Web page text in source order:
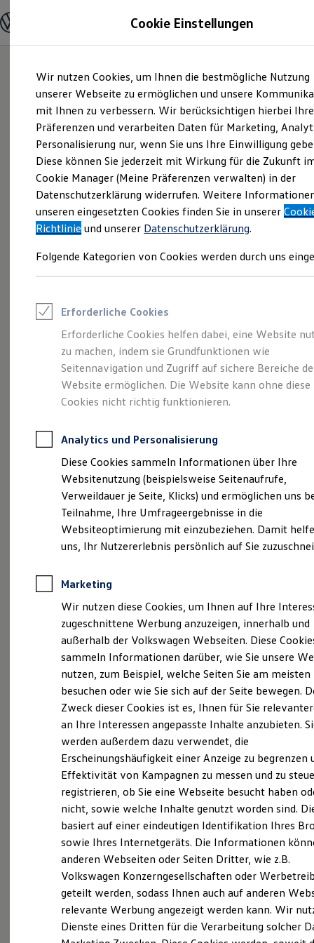
Hauptinhalt
springen
Footer
springen
Modelle und Konfigurator
Modelle vergleichen
Elektroautos
ENERGY Sondermodelle
Nutzfahrzeuge
SUV und CUV
Familienautos
Kombis
Kompaktwagen
Sportwagen
Schnell verfügbare Fahrzeuge
Angebote und Produkte
Aktuelle Angebote
E-Auto-Förderung
Volkswagen Marktplatz
Junge Gebrauchtwagen und Gebrauchtwagen
Saisonangebote
Leasing
Leasing-Angebote
Gebrauchtwagen Leasing
Junge Gebrauchtwagen-Leasing
Elektroauto Leasing
Kleinwagen-Leasing
Leasing ohne Anzahlung
Autokredit mit Schlussrate
Versicherungen und Garantien
Kfz-Versicherung
Restschuldversicherungen
Garantien
Wartungsverträge
Geschäftskunden
Professional Class bei Volkswagen
Großkunden
Behörden
Anpfiff zum Gewinn
Elektroautos
ID. Tutorials
Elektrofahrzeugkonzepte
Reichweite
Reichweite der ID. Modelle
Reichweite im Winter
Laden
Laden unterwegs
Laden Zuhause
Ladezeitensimulator
Batterie
Sicherheit
Garantie und Lebensdauer
Nachhaltigkeit
Technologie
Kosten und Kauf
Verbrauchskosten
Kaufoptionen
E-Auto-Förderung
Software und Konnektivität
Die ID. Software 6
ID. Software Versionen und Updates
Digitale Extras
Schnittstellen zu Ihrem ID.
So geht neu.
Entdecken Sie jetzt
den neuen ID.3 Neo!
(Impressum & Rechtliches)
Probefahrt vereinbaren
Fahrzeugangebot anfordern
Servicetermin buchen
Cookie Einstellungen
Wir nutzen Cookies, um Ihnen die bestmögliche Nutzung
unserer Webseite zu ermöglichen und unsere
mit Ihnen zu verbessern. Wir berücksichtigen hierbei Ihre
Präferenzen und verarbeiten Daten für Marketing,
Personalisierung nur, wenn Sie uns Ihre Einwilligung
Diese können Sie jederzeit mit Wirkung für die Zukunft
Cookie Manager (Meine Präferenzen verwalten) in der
Datenschutzerklärung widerrufen. Weitere
unseren eingesetzten Cookies finden Sie in unserer
Richtlinie und unserer Datenschutzerklärung.
Folgende Kategorien von Cookies werden durch uns
Erforderliche Cookies
Erforderliche Cookies helfen dabei, eine Website
zu machen, indem sie Grundfunktionen wie
Seitennavigation und Zugriff auf sichere Bereiche
Website ermöglichen. Die Website kann ohne diese
Cookies nicht richtig funktionieren.
Analytics und Personalisierung
Diese Cookies sammeln Informationen über Ihre
Websitenutzung (beispielsweise Seitenaufrufe,
Verweildauer je Seite, Klicks) und ermöglichen uns
Teilnahme, Ihre Umfrageergebnisse in die
Websiteoptimierung mit einzubeziehen. Damit
uns, Ihr Nutzererlebnis persönlich auf Sie
Marketing
Wir nutzen diese Cookies, um Ihnen auf Ihre
zugeschnittene Werbung anzuzeigen, innerhalb und
außerhalb der Volkswagen Webseiten. Diese
sammeln Informationen darüber, wie Sie unsere
nutzen, zum Beispiel, welche Seiten Sie am meisten
besuchen oder wie Sie sich auf der Seite bewegen.
Zweck dieser Cookies ist es, Ihnen für Sie
an Ihre Interessen angepasste Inhalte anzubieten.
werden außerdem dazu verwendet, die
Erscheinungshäufigkeit einer Anzeige zu begrenzen
Effektivität von Kampagnen zu messen und zu
registrieren, ob Sie eine Webseite besucht haben
nicht, sowie welche Inhalte genutzt worden sind.
basiert auf einer eindeutigen Identifikation Ihres
sowie Ihres Internetgeräts. Die Informationen
anderen Webseiten oder Seiten Dritter, wie z.B.
Volkswagen Konzerngesellschaften oder
geteilt werden, sodass Ihnen auch auf anderen
relevante Werbung angezeigt werden kann. Wir
Dienste eines Dritten für die Verarbeitung solcher